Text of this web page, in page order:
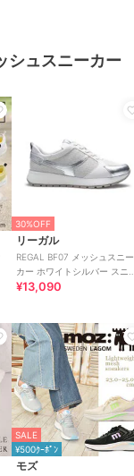
シュスニーカー
30%OFF
リーガル
REGAL BF07 メッシュスニー
カー ホワイトシルバー スニー
カー
¥13,090
SALE
¥500ｸｰﾎﾟﾝ
モズ